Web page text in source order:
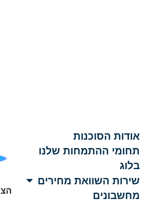
אודות הסוכנות
תחומי ההתמחות שלנו
בלוג
שירות השוואת מחירים
מחשבונים